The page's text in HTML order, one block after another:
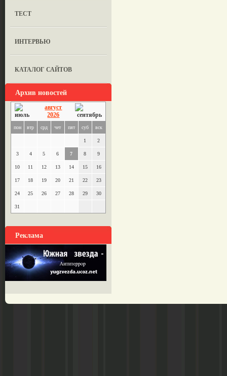
ТЕСТ
ИНТЕРВЬЮ
КАТАЛОГ САЙТОВ
Архив новостей
август
2026
пон втр срд чет пят суб вск
1 2
3 4 5 6 7 8 9
10 11 12 13 14 15 16
17 18 19 20 21 22 23
24 25 26 27 28 29 30
31
Реклама